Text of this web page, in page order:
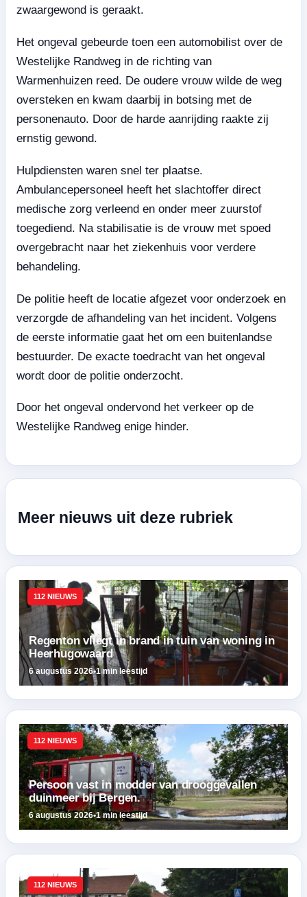
zwaargewond is geraakt.
Het ongeval gebeurde toen een automobilist over de
Westelijke Randweg in de richting van
Warmenhuizen reed. De oudere vrouw wilde de weg
oversteken en kwam daarbij in botsing met de
personenauto. Door de harde aanrijding raakte zij
ernstig gewond.
Hulpdiensten waren snel ter plaatse.
Ambulancepersoneel heeft het slachtoffer direct
medische zorg verleend en onder meer zuurstof
toegediend. Na stabilisatie is de vrouw met spoed
overgebracht naar het ziekenhuis voor verdere
behandeling.
De politie heeft de locatie afgezet voor onderzoek en
verzorgde de afhandeling van het incident. Volgens
de eerste informatie gaat het om een buitenlandse
bestuurder. De exacte toedracht van het ongeval
wordt door de politie onderzocht.
Door het ongeval ondervond het verkeer op de
Westelijke Randweg enige hinder.
Meer nieuws uit deze rubriek
112 NIEUWS
Regenton vliegt in brand in tuin van woning in
Heerhugowaard
6 augustus 2026•1 min leestijd
112 NIEUWS
Persoon vast in modder van drooggevallen
duinmeer bij Bergen.
6 augustus 2026•1 min leestijd
112 NIEUWS